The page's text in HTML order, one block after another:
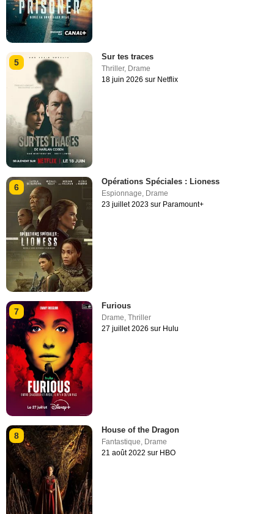
5
Sur tes traces
Thriller, Drame
18 juin 2026 sur Netflix
6
Opérations Spéciales : Lioness
Espionnage Drame
23 juillet 2023 sur Paramount+
7
Furious
Drame,Thriller
27 juillet 2026 sur Hulu
8
House of the Dragon
Fantastique, Drame
21 août 2022 sur HBO